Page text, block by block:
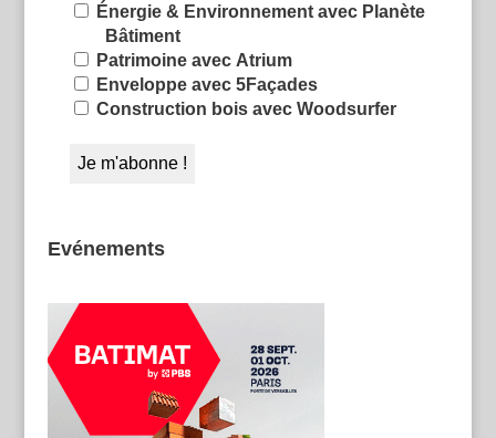
Énergie & Environnement avec Planète
Bâtiment
Patrimoine avec Atrium
Enveloppe avec 5Façades
Construction bois avec Woodsurfer
Evénements